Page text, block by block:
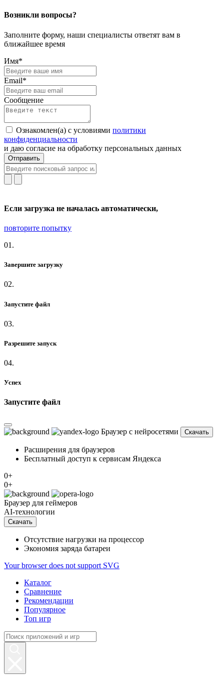
Возникли вопросы?
Заполните форму, наши специалисты ответят вам в
ближайшее время
Имя*
Email*
Сообщение
Ознакомлен(а) с условиями политики
конфиденциальности
и даю согласие на обработку персональных данных
Отправить
Если загрузка не началась автоматически,
повторите попытку
01.
Завершите загрузку
02.
Запустите файл
03.
Разрешите запуск
04.
Успех
Запустите файл
Браузер с нейросетями Скачать
Расширения для браузеров
Бесплатный доступ к сервисам Яндекса
0+
0+
Браузер для геймеров
AI-технологии
Скачать
Отсутствие нагрузки на процессор
Экономия заряда батареи
Your browser does not support SVG
Каталог
Сравнение
Рекомендации
Популярное
Топ игр